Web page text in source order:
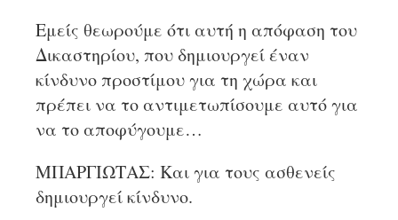
Εμείς θεωρούμε ότι αυτή η απόφαση του
Δικαστηρίου, που δημιουργεί έναν
κίνδυνο προστίμου για τη χώρα και
πρέπει να το αντιμετωπίσουμε αυτό για
να το αποφύγουμε…
ΜΠΑΡΓΙΩΤΑΣ: Και για τους ασθενείς
δημιουργεί κίνδυνο.